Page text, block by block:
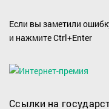
Если вы заметили
и нажмите Ctrl+Enter
Ссылки на